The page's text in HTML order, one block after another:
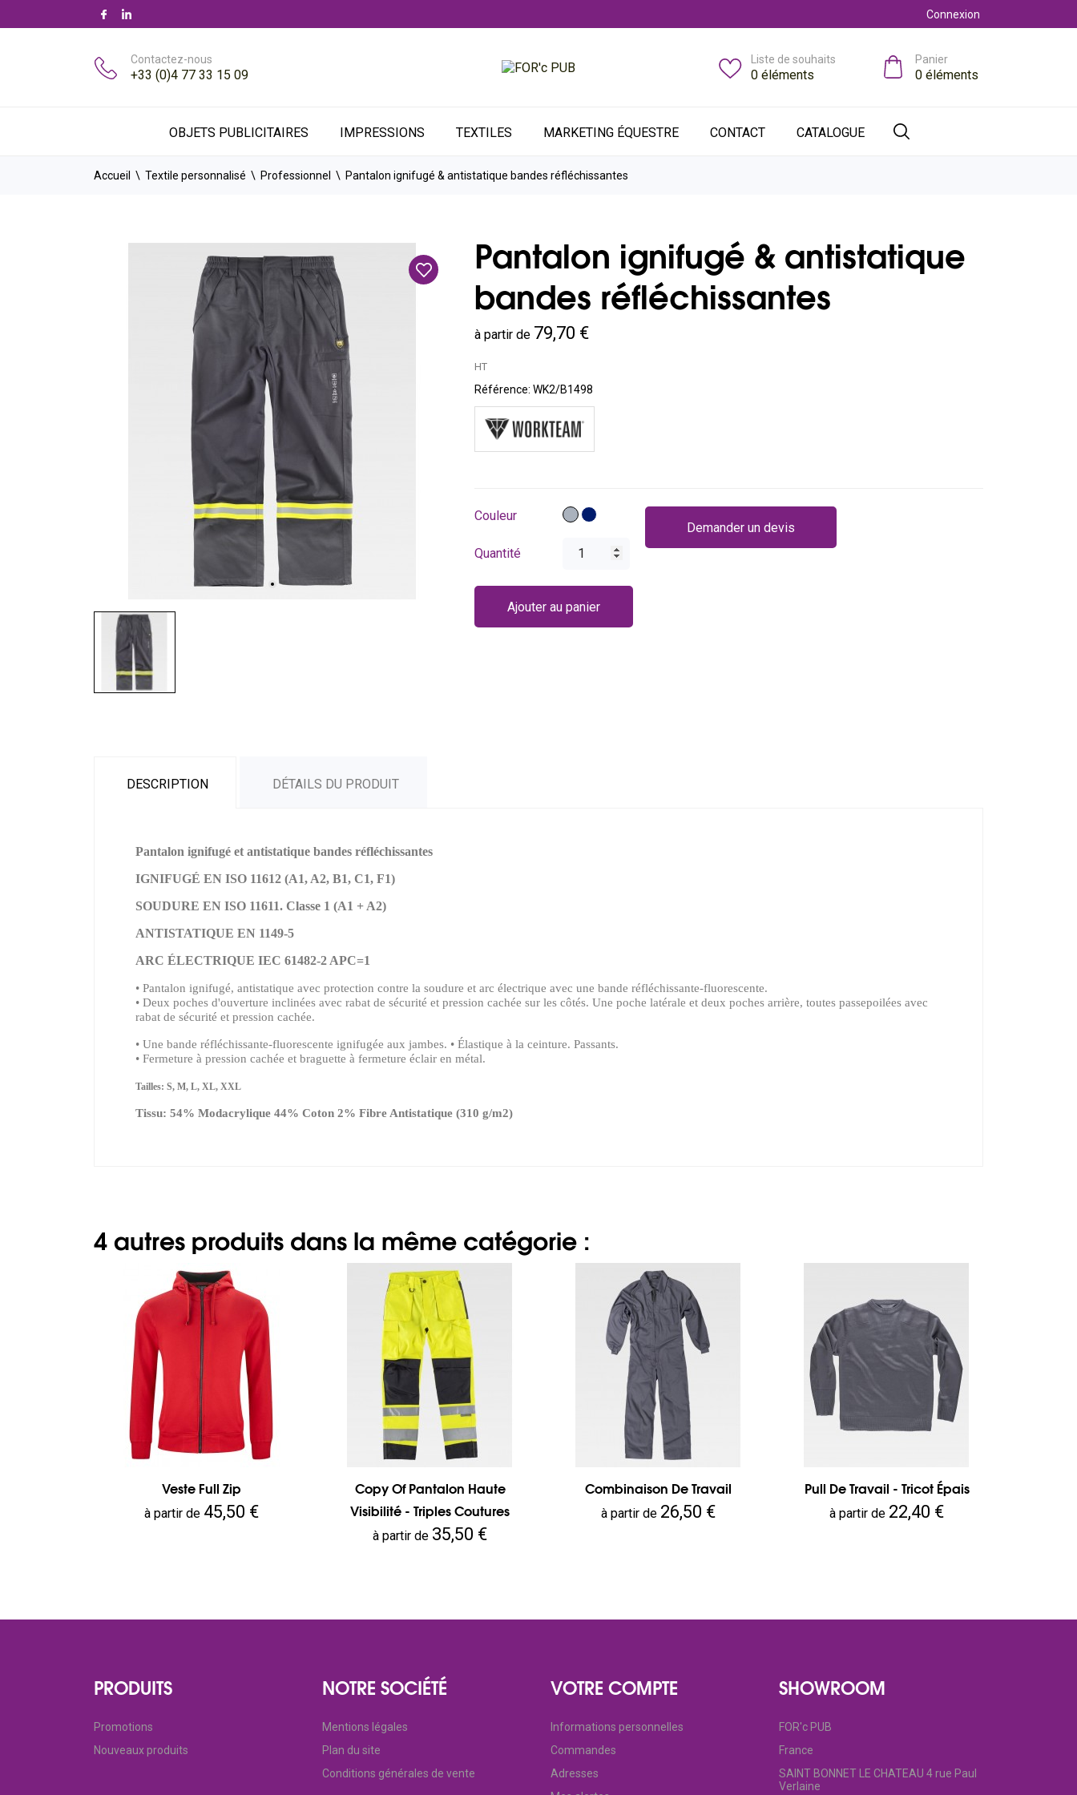
Connexion
Contactez-nous
+33 (0)4 77 33 15 09
Liste de souhaits
0 éléments
Panier
0éléments
OBJETS PUBLICITAIRES IMPRESSIONS TEXTILES MARKETING ÉQUESTRE CONTACT CATALOGUE
Accueil Textile personnalisé Professionnel Pantalon ignifugé & antistatique bandes réfléchissantes
Pantalon ignifugé & antistatique
bandes réfléchissantes
à partir de 79,70 €
HT
Référence: WK2/B1498
Couleur GrisBleu
Quantité
Ajouter au panier
Demander un devis
DESCRIPTION DÉTAILS DU PRODUIT
Pantalon ignifugé et antistatique bandes réfléchissantes
IGNIFUGÉ EN ISO 11612 (A1, A2, B1, C1, F1)
SOUDURE EN ISO 11611. Classe 1 (A1 + A2)
ANTISTATIQUE EN 1149-5
ARC ÉLECTRIQUE IEC 61482-2 APC=1
• Pantalon ignifugé, antistatique avec protection contre la soudure et arc électrique avec une bande réfléchissante-fluorescente.
• Deux poches d'ouverture inclinées avec rabat de sécurité et pression cachée sur les côtés. Une poche latérale et deux poches arrière, toutes passepoilées avec
rabat de sécurité et pression cachée.
• Une bande réfléchissante-fluorescente ignifugée aux jambes. • Élastique à la ceinture. Passants.
• Fermeture à pression cachée et braguette à fermeture éclair en métal.
Tailles: S, M, L, XL, XXL
Tissu: 54% Modacrylique 44% Coton 2% Fibre Antistatique (310 g/m2)
4 autres produits dans la même catégorie :
Veste Full Zip
Prix
à partir de 45,50 €
Copy Of Pantalon Haute
Visibilité - Triples Coutures
Prix
à partir de 35,50 €
Combinaison De Travail
Prix
à partir de 26,50 €
Pull De Travail - Tricot Épais
Prix
à partir de 22,40 €
PRODUITS
Promotions
Nouveaux produits
NOTRE SOCIÉTÉ
Mentions légales
Plan du site
Conditions générales de vente
VOTRE COMPTE
Informations personnelles
Commandes
Adresses
SHOWROOM
FOR'c PUB
France
SAINT BONNET LE CHATEAU 4 rue Paul
Verlaine